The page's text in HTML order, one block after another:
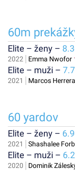
60m
Elite – ženy –
2022 Emma Nwofor
Elite – muži –
2021 Marcos Herrera
60 yardov
Elite – ženy –
2021 Shashalee
Elite – muži –
2020 Dominik